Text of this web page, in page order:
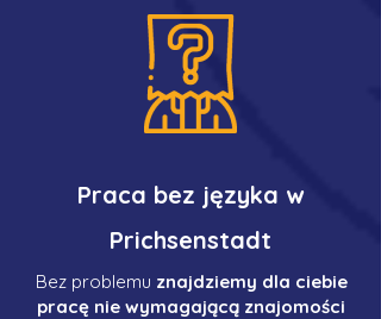
Praca bez języka w
Prichsenstadt
Bez problemu znajdziemy dla ciebie
pracę nie wymagającą znajomości